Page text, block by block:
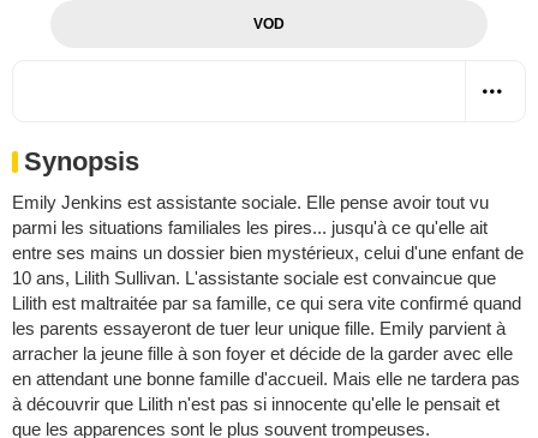
VOD
Synopsis
Emily Jenkins est assistante sociale. Elle pense avoir tout vu
parmi les situations familiales les pires... jusqu'à ce qu'elle ait
entre ses mains un dossier bien mystérieux, celui d'une enfant de
10 ans, Lilith Sullivan. L'assistante sociale est convaincue que
Lilith est maltraitée par sa famille, ce qui sera vite confirmé quand
les parents essayeront de tuer leur unique fille. Emily parvient à
arracher la jeune fille à son foyer et décide de la garder avec elle
en attendant une bonne famille d'accueil. Mais elle ne tardera pas
à découvrir que Lilith n'est pas si innocente qu'elle le pensait et
que les apparences sont le plus souvent trompeuses.